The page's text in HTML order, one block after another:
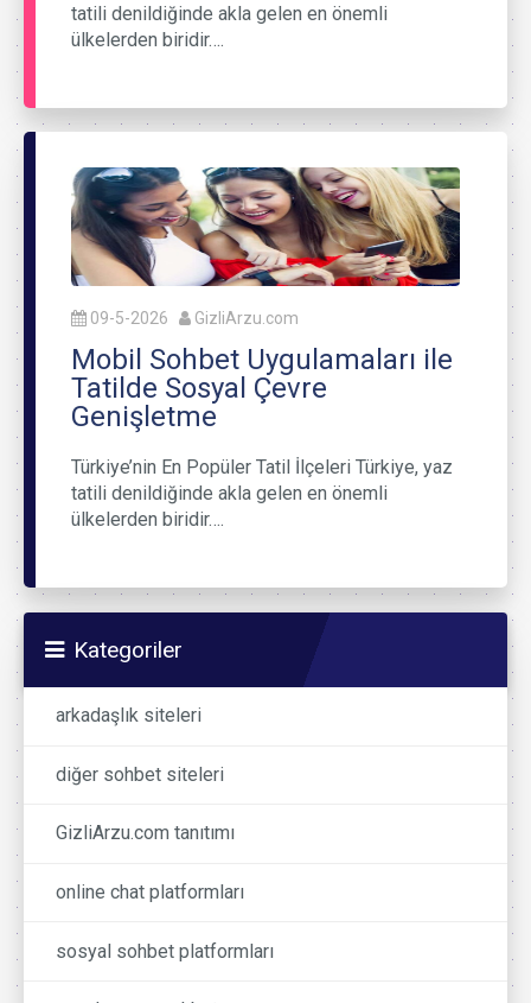
tatili denildiğinde akla gelen en önemli
ülkelerden biridir….
09-5-2026 GizliArzu.com
Mobil Sohbet Uygulamaları ile
Tatilde Sosyal Çevre
Genişletme
Türkiye’nin En Popüler Tatil İlçeleri Türkiye, yaz
tatili denildiğinde akla gelen en önemli
ülkelerden biridir….
Kategoriler
arkadaşlık siteleri
diğer sohbet siteleri
GizliArzu.com tanıtımı
online chat platformları
sosyal sohbet platformları